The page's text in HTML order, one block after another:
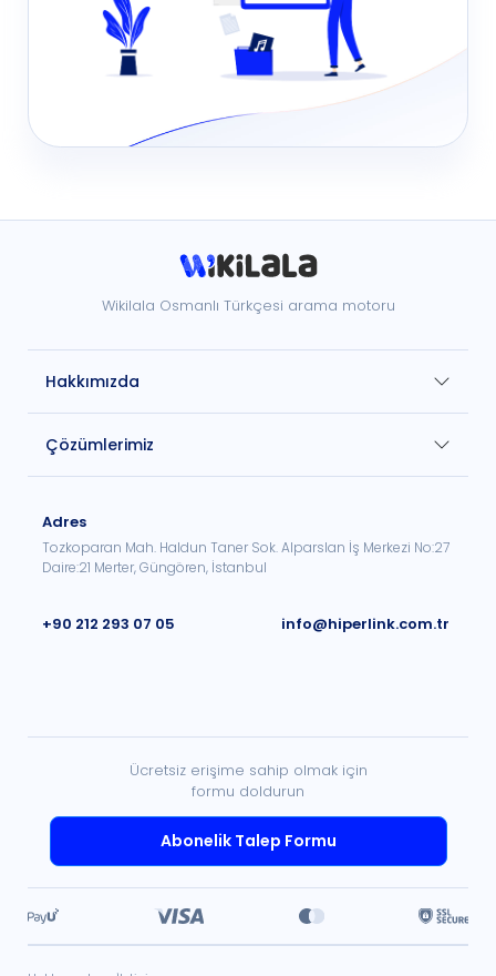
Wikilala Osmanlı Türkçesi arama motoru
Hakkımızda
Çözümlerimiz
Adres
Tozkoparan Mah. Haldun Taner Sok. Alparslan İş Merkezi No:27
Daire:21 Merter, Güngören, İstanbul
+90 212 293 07 05 info@hiperlink.com.tr
Ücretsiz erişime sahip olmak için
formu doldurun
Abonelik Talep Formu